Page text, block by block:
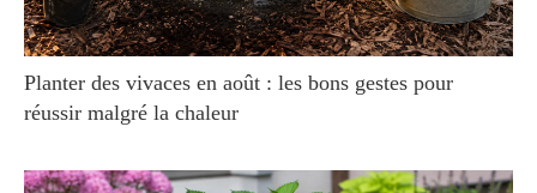
Planter des vivaces en août : les bons gestes pour
réussir malgré la chaleur